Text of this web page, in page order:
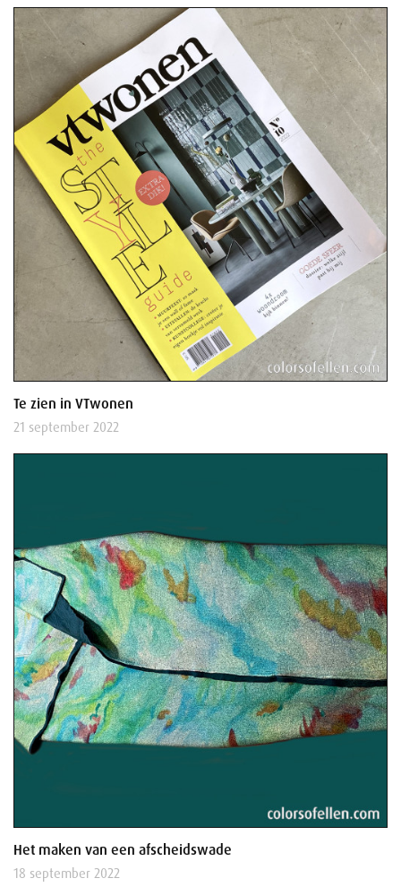
Te zien in VTwonen
21 september 2022
Het maken van een afscheidswade
18 september 2022